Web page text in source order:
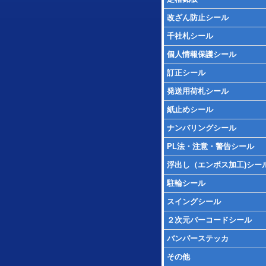
改ざん防止シール
千社札シール
個人情報保護シール
訂正シール
発送用荷札シール
紙止めシール
ナンバリングシール
PL法・注意・警告シール
浮出し（エンボス加工)シー
駐輪シール
スイングシール
２次元バーコードシール
バンパーステッカ
その他